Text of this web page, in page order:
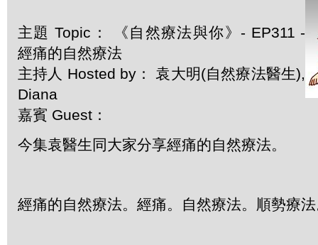
主題 Topic： 《自然療法與你》- EP311 -
經痛的自然療法
主持人 Hosted by： 袁大明(自然療法醫生),
Diana
嘉賓 Guest：
今集袁醫生同大家分享經痛的自然療法。
經痛的自然療法。經痛。自然療法。順勢療